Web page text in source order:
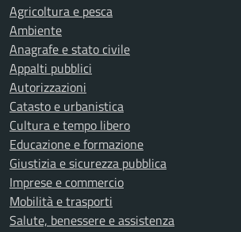
Agricoltura e pesca
Ambiente
Anagrafe e stato civile
Appalti pubblici
Autorizzazioni
Catasto e urbanistica
Cultura e tempo libero
Educazione e formazione
Giustizia e sicurezza pubblica
Imprese e commercio
Mobilità e trasporti
Salute, benessere e assistenza